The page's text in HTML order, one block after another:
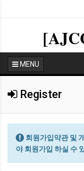
MENU
Register
회원가입약관 및
야 회원가입 하실 수